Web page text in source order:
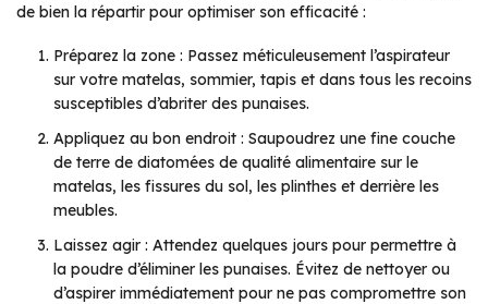
de bien la répartir pour optimiser son efficacité :
Préparez la zone : Passez méticuleusement l’aspirateur
sur votre matelas, sommier, tapis et dans tous les recoins
susceptibles d’abriter des punaises.
Appliquez au bon endroit : Saupoudrez une fine couche
de terre de diatomées de qualité alimentaire sur le
matelas, les fissures du sol, les plinthes et derrière les
meubles.
Laissez agir : Attendez quelques jours pour permettre à
la poudre d’éliminer les punaises. Évitez de nettoyer ou
d’aspirer immédiatement pour ne pas compromettre son